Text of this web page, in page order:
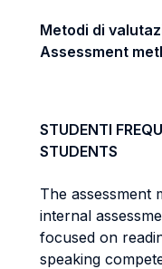
Metodi di
Assessment
STUDENTI
STUDENTS
The assessment
internal
focused on
speaking